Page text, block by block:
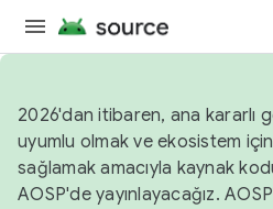
2026'dan itibaren, ana kararlı
uyumlu olmak ve ekosistem için
sağlamak amacıyla kaynak
AOSP'de yayınlayacağız.